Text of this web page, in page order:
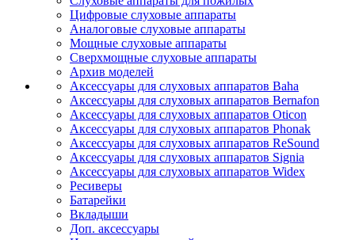
Цифровые слуховые аппараты
Аналоговые слуховые аппараты
Мощные слуховые аппараты
Сверхмощные слуховые аппараты
Архив моделей
Аксессуары для слуховых аппаратов Baha
Аксессуары для слуховых аппаратов Bernafon
Аксессуары для слуховых аппаратов Oticon
Аксессуары для слуховых аппаратов Phonak
Аксессуары для слуховых аппаратов ReSound
Аксессуары для слуховых аппаратов Signia
Аксессуары для слуховых аппаратов Widex
Ресиверы
Батарейки
Вкладыши
Доп. аксессуары